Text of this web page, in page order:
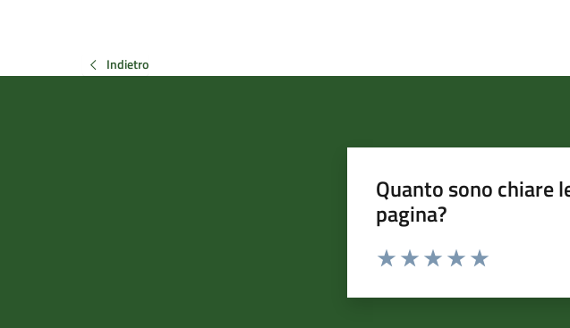
Indietro
Quanto sono chiare
pagina?
Valuta da 1 a 5 stelle la pagina